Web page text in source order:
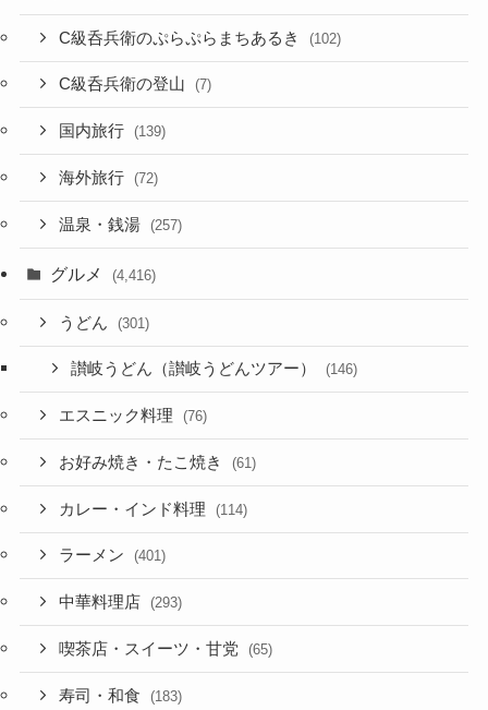
C級呑兵衛のぷらぷらまちあるき (102)
C級呑兵衛の登山 (7)
国内旅行 (139)
海外旅行 (72)
温泉・銭湯 (257)
グルメ (4,416)
うどん (301)
讃岐うどん（讃岐うどんツアー） (146)
エスニック料理 (76)
お好み焼き・たこ焼き (61)
カレー・インド料理 (114)
ラーメン (401)
中華料理店 (293)
喫茶店・スイーツ・甘党 (65)
寿司・和食 (183)